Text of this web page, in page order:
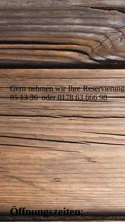
Gern nehmen wir Ihre
85 13 36 oder 0178 63 666 98
Öffnungszeiten: